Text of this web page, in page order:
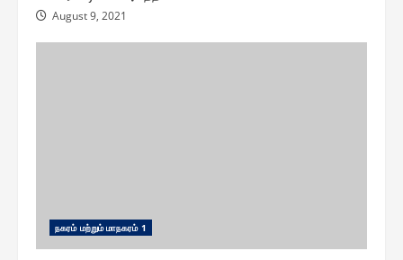
August 9, 2021
ந௧ரம் மற்றும் மாந௧ரம் 1